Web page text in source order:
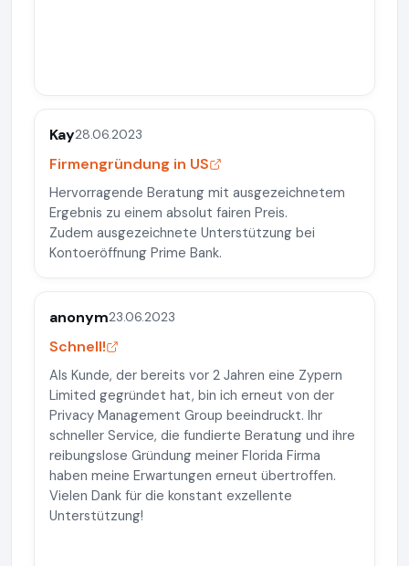
Kay28.06.2023
Firmengründung in US
Hervorragende Beratung mit ausgezeichnetem
Ergebnis zu einem absolut fairen Preis.
Zudem ausgezeichnete Unterstützung bei
Kontoeröffnung Prime Bank.
anonym23.06.2023
Schnell!
Als Kunde, der bereits vor 2 Jahren eine Zypern
Limited gegründet hat, bin ich erneut von der
Privacy Management Group beeindruckt. Ihr
schneller Service, die fundierte Beratung und ihre
reibungslose Gründung meiner Florida Firma
haben meine Erwartungen erneut übertroffen.
Vielen Dank für die konstant exzellente
Unterstützung!